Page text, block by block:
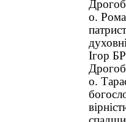
о.
Ігор
о.